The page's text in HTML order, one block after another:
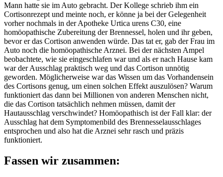
Mann hatte sie im Auto gebracht. Der Kollege schrieb ihm ein
Cortisonrezept und meinte noch, er könne ja bei der Gelegenheit
vorher nochmals in der Apotheke Urtica urens C30, eine
homöopathische Zubereitung der Brennessel, holen und ihr geben,
bevor er das Cortison anwenden würde. Das tat er, gab der Frau im
Auto noch die homöopathische Arznei. Bei der nächsten Ampel
beobachtete, wie sie eingeschlafen war und als er nach Hause kam
war der Ausschlag praktisch weg und das Cortison unnötig
geworden. Möglicherweise war das Wissen um das Vorhandensein
des Cortisons genug, um einen solchen Effekt auszulösen? Warum
funktioniert das dann bei Millionen von anderen Menschen nicht,
die das Cortison tatsächlich nehmen müssen, damit der
Hautausschlag verschwindet? Homöopathisch ist der Fall klar: der
Ausschlag hat dem Symptomenbild des Brennesselausschlages
entsprochen und also hat die Arznei sehr rasch und präzis
funktioniert.
Fassen wir zusammen: